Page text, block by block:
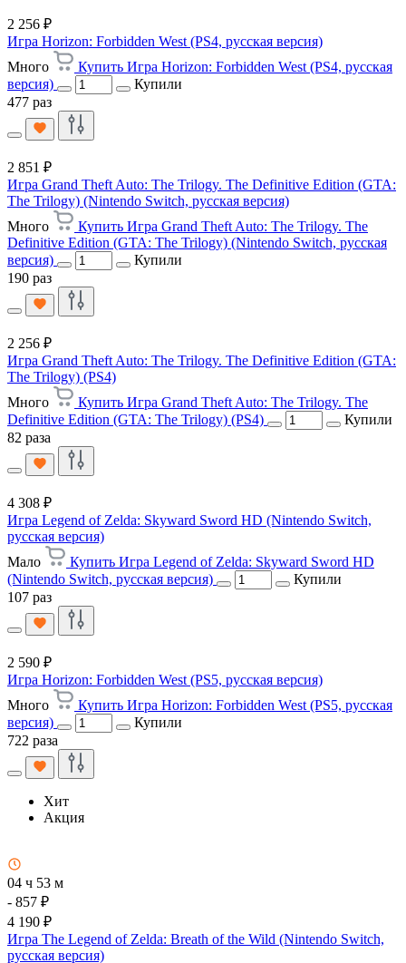
2 256 ₽
Игра Horizon: Forbidden West (PS4, русская версия)
Много
Купить Игра Horizon: Forbidden West (PS4, русская
версия)
Купили
477 раз
2 851 ₽
Игра Grand Theft Auto: The Trilogy. The Definitive Edition (GTA:
The Trilogy) (Nintendo Switch, русская версия)
Много
Купить Игра Grand Theft Auto: The Trilogy. The
Definitive Edition (GTA: The Trilogy) (Nintendo Switch, русская
версия)
Купили
190 раз
2 256 ₽
Игра Grand Theft Auto: The Trilogy. The Definitive Edition (GTA:
The Trilogy) (PS4)
Много
Купить Игра Grand Theft Auto: The Trilogy. The
Definitive Edition (GTA: The Trilogy) (PS4)
Купили
82 раза
4 308 ₽
Игра Legend of Zelda: Skyward Sword HD (Nintendo Switch,
русская версия)
Мало
Купить Игра Legend of Zelda: Skyward Sword HD
(Nintendo Switch, русская версия)
Купили
107 раз
2 590 ₽
Игра Horizon: Forbidden West (PS5, русская версия)
Много
Купить Игра Horizon: Forbidden West (PS5, русская
версия)
Купили
722 раза
Хит
Акция
04 ч 53 м
- 857 ₽
4 190 ₽
Игра The Legend of Zelda: Breath of the Wild (Nintendo Switch,
русская версия)